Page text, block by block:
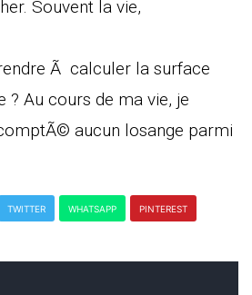
Souvent la vie,
Ã calculer la surface
? Au cours de ma vie, je
aucun losange parmi
TWITTER WHATSAPP PINTEREST